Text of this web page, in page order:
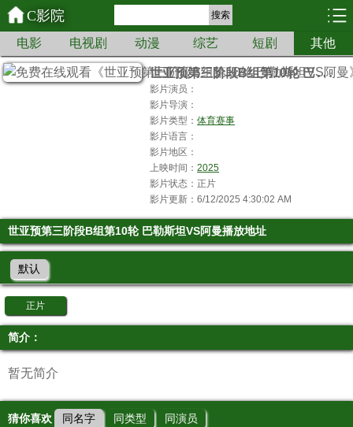
C影院 搜索
电影 电视剧 动漫 综艺 短剧 其他
世
亚预第三阶段B组第10轮 巴勒斯坦VS阿曼
影片演员：
影片导演：
影片类型：体育赛事
影片语言：
影片地区：
上映时间：2025
影片状态：正片
影片更新：6/12/2025 4:30:02 AM
世亚预第三阶段B组第10轮 巴勒斯坦VS阿曼播放地址
默认
正片
简介：
暂无简介
猜你喜欢 同名字 同类型 同演员